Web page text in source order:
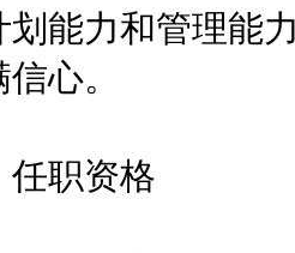
划能力和管理能
心。
职资格